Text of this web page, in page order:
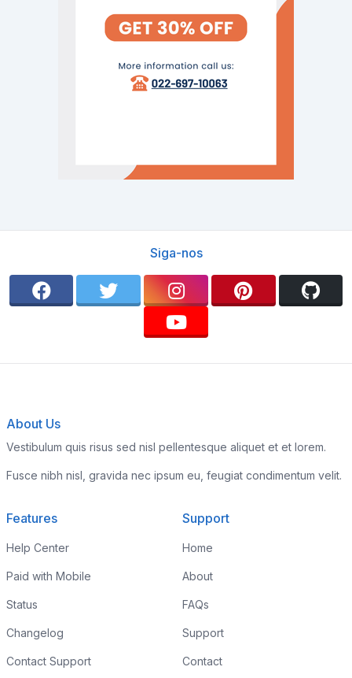
Siga-nos
About Us
Vestibulum quis risus sed nisl pellentesque aliquet et et lorem.
Fusce nibh nisl, gravida nec ipsum eu, feugiat condimentum velit.
Features
Help Center
Paid with Mobile
Status
Changelog
Contact Support
Support
Home
About
FAQs
Support
Contact